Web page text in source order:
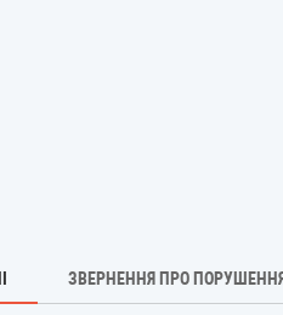
ЗВЕРНЕННЯ ПРО ПОРУШЕННЯ